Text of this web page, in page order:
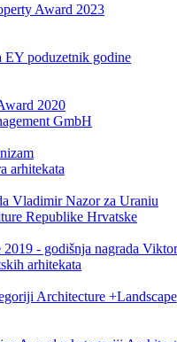
Award 2023
EY poduzetnik godine
2020
GmbH
arhitekata
Vladimir Nazor za Uraniu
Republike Hrvatske
- godišnja nagrada
arhitekata
Architecture +Landscape